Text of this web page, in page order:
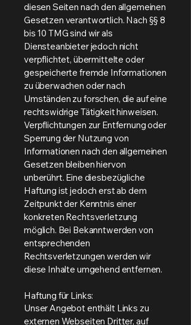
diesen Seiten nach den allgemeinen
Gesetzen verantwortlich. Nach §§ 8
bis 10 TMG sind wir als
Diensteanbieter jedoch nicht
verpflichtet, übermittelte oder
gespeicherte fremde Informationen
zu überwachen oder nach
Umständen zu forschen, die auf eine
rechtswidrige Tätigkeit hinweisen.
Verpflichtungen zur Entfernung oder
Sperrung der Nutzung von
Informationen nach den allgemeinen
Gesetzen bleiben hiervon
unberührt. Eine diesbezügliche
Haftung ist jedoch erst ab dem
Zeitpunkt der Kenntnis einer
konkreten Rechtsverletzung
möglich. Bei Bekanntwerden von
entsprechenden
Rechtsverletzungen werden wir
diese Inhalte umgehend entfernen.
Haftung für Links:
Unser Angebot enthält Links zu
externen Webseiten Dritter, auf